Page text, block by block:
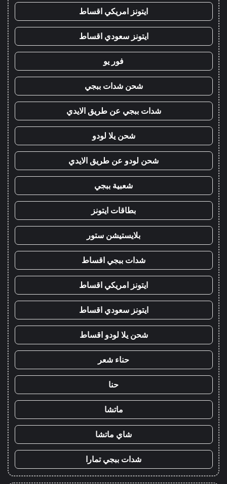
ايتونز امريكي اقساط
ايتونز سعودي اقساط
فور يو
شحن شدات ببجي
شدات ببجي عن طريق الايدي
شحن يلا لودو
شحن لودو عن طريق الايدي
شعبية ببجي
بطاقات ايتونز
بلايستيشن ستور
شدات ببجي اقساط
ايتونز امريكي اقساط
ايتونز سعودي اقساط
شحن يلا لودو اقساط
حناء شعر
حنا
ماتشا
شاي ماتشا
شدات ببجي تمارا